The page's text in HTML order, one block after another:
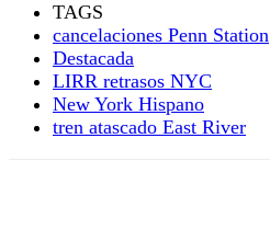
TAGS
cancelaciones Penn Station
Destacada
LIRR retrasos NYC
New York Hispano
tren atascado East River